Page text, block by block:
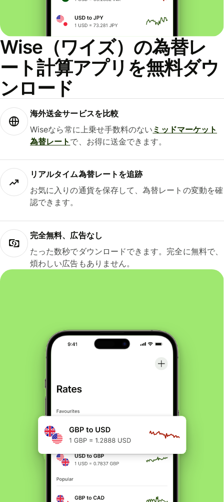
Wise（ワイズ）の為替レ
ート計算アプリを無料ダウ
ンロード
海外送金サービスを比較
Wiseなら常に上乗せ手数料のない ミッドマーケット
為替レート で、お得に送金できます。
リアルタイム為替レートを追跡
お気に入りの通貨を保存して、為替レートの変動を確
認できます。
完全無料、広告なし
たった数秒でダウンロードできます。完全に無料で、
煩わしい広告もありません。